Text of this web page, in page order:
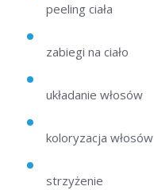
peeling ciała
zabiegi na ciało
układanie włosów
koloryzacja włosów
strzyżenie